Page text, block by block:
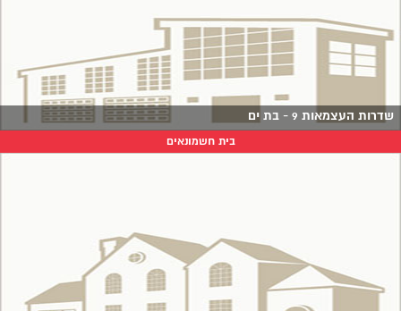
שדרות העצמאות 9 - בת ים
בית חשמונאים